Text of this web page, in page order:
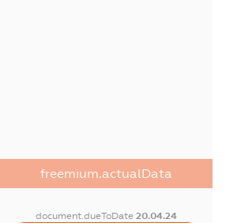
freemium.actualData
document.dueToDate 20.04.24